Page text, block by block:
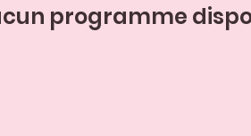
programme